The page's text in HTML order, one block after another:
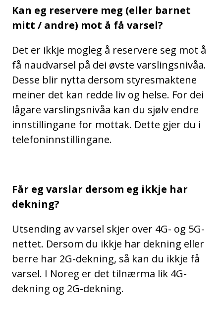
Kan eg reservere meg (eller barnet
mitt / andre) mot å få varsel?
Det er ikkje mogleg å reservere seg mot å
få naudvarsel på dei øvste varslingsnivåa.
Desse blir nytta dersom styresmaktene
meiner det kan redde liv og helse. For dei
lågare varslingsnivåa kan du sjølv endre
innstillingane for mottak. Dette gjer du i
telefoninnstillingane.
Får eg varslar dersom eg ikkje har
dekning?
Utsending av varsel skjer over 4G- og 5G-
nettet. Dersom du ikkje har dekning eller
berre har 2G-dekning, så kan du ikkje få
varsel. I Noreg er det tilnærma lik 4G-
dekning og 2G-dekning.